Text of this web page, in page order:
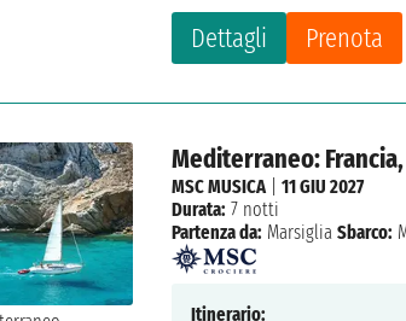
Dettagli Prenota
Mediterraneo:
MSC MUSICA|11 GIU 2027
Durata: 7 notti
Partenza da: Marsiglia Sbarco:
Itinerario: